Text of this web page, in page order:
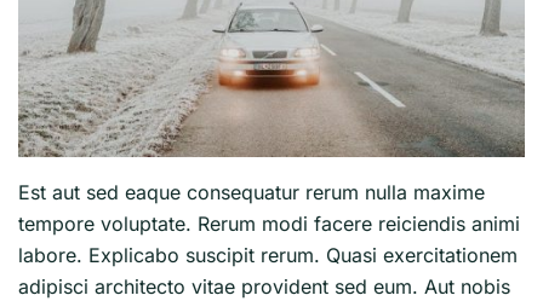
Est aut sed eaque consequatur rerum nulla maxime
tempore voluptate. Rerum modi facere reiciendis animi
labore. Explicabo suscipit rerum. Quasi exercitationem
adipisci architecto vitae provident sed eum. Aut nobis